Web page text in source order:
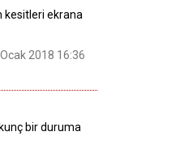
kesitleri ekrana
2018 16:36
bir duruma